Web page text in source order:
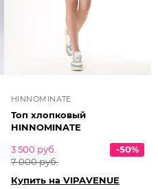
HINNOMINATE
Топ хлопковый
HINNOMINATE
3 500 руб.
7 000 руб.
-50%
Купить на VIPAVENUE